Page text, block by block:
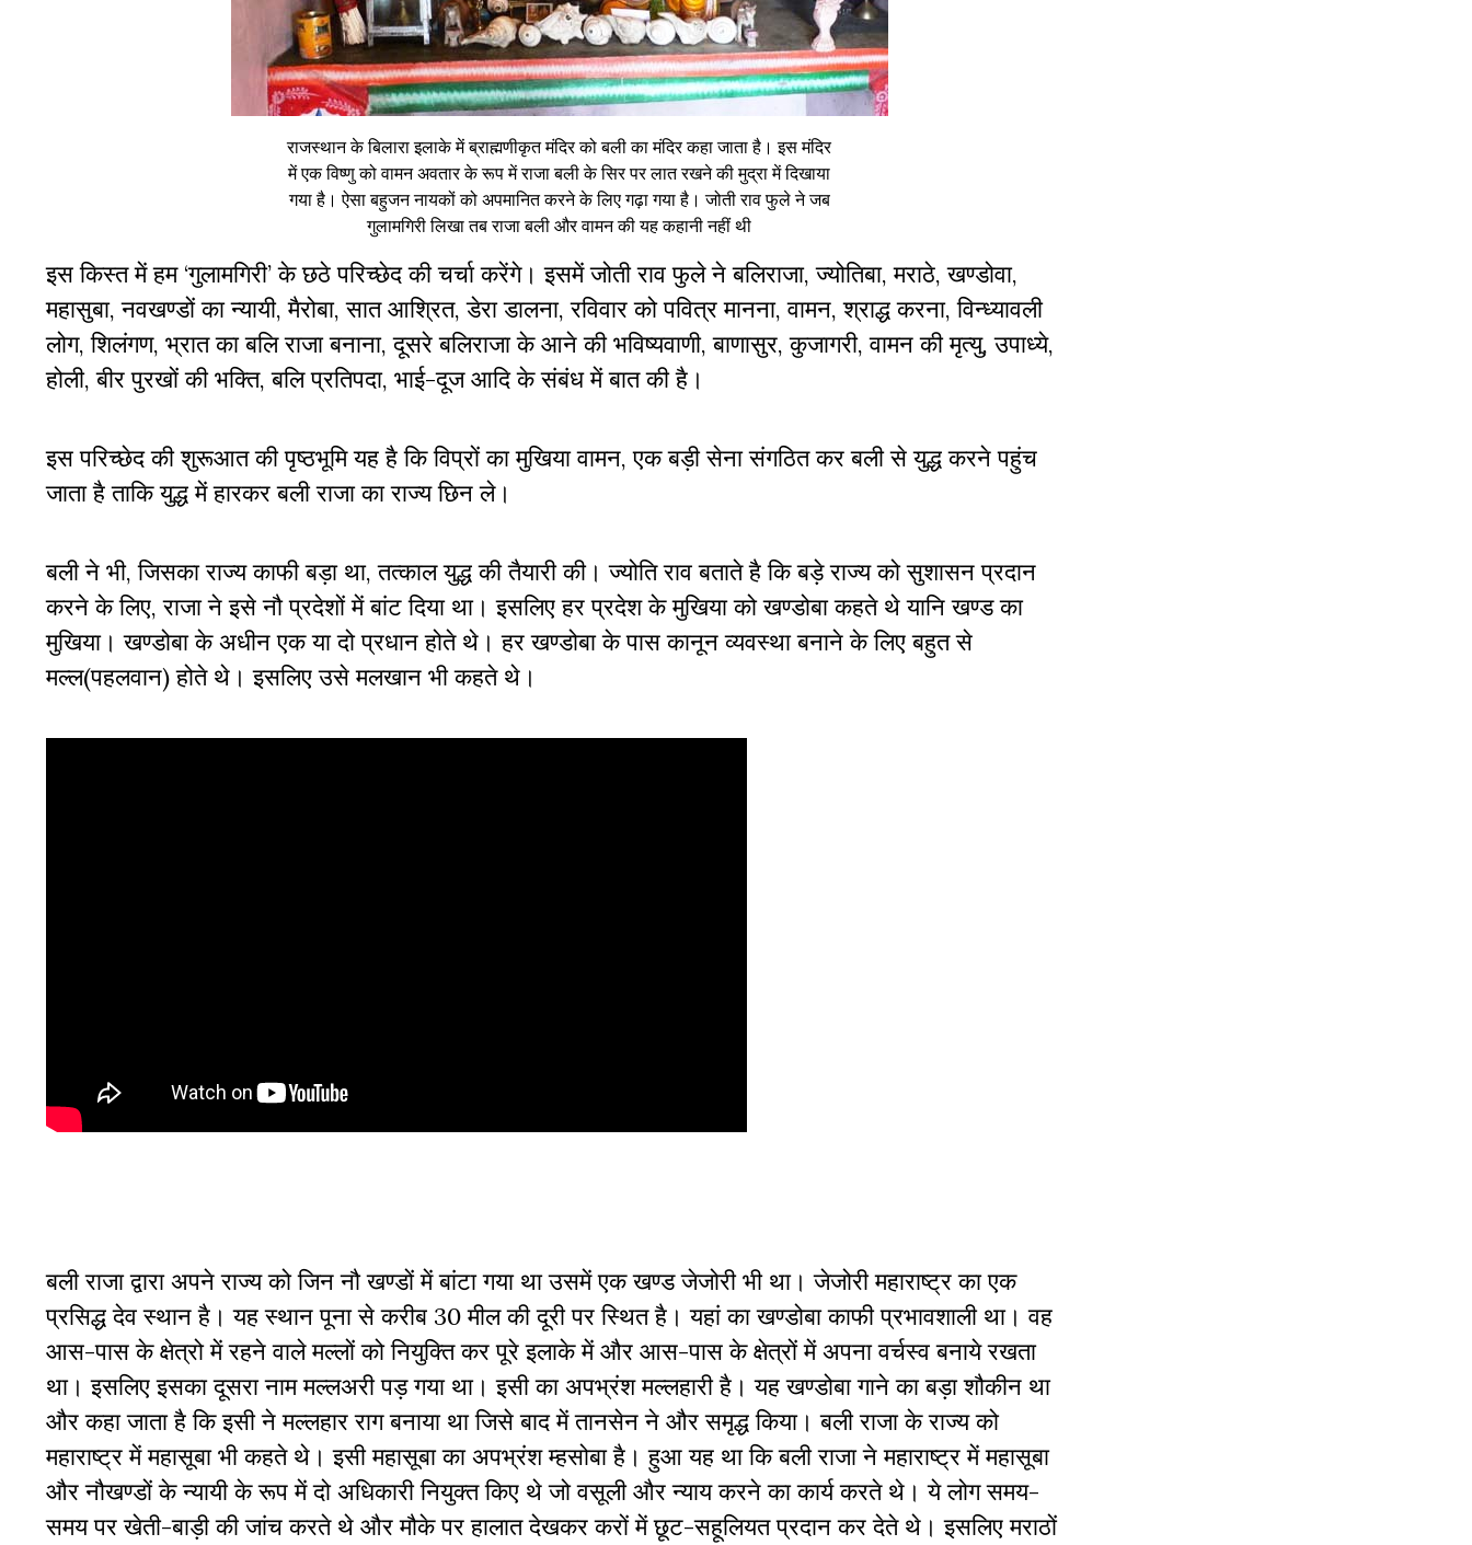
राजस्थान के बिलारा इलाके में ब्राह्मणीकृत मंदिर को बली का मंदिर कहा जाता है। इस मंदिर
में एक विष्णु को वामन अवतार के रूप में राजा बली के सिर पर लात रखने की मुद्रा में दिखाया
गया है। ऐसा बहुजन नायकों को अपमानित करने के लिए गढ़ा गया है। जोती राव फुले ने जब
गुलामगिरी लिखा तब राजा बली और वामन की यह कहानी नहीं थी
इस किस्त में हम ‘गुलामगिरी’ के छठे परिच्छेद की चर्चा करेंगे। इसमें जोती राव फुले ने बलिराजा, ज्योतिबा, मराठे, खण्डोवा,
महासुबा, नवखण्डों का न्यायी, मैरोबा, सात आश्रित, डेरा डालना, रविवार को पवित्र मानना, वामन, श्राद्ध करना, विन्ध्यावली
लोग, शिलंगण, भ्रात का बलि राजा बनाना, दूसरे बलिराजा के आने की भविष्यवाणी, बाणासुर, कुजागरी, वामन की मृत्यु, उपाध्ये,
होली, बीर पुरखों की भक्ति, बलि प्रतिपदा, भाई-दूज आदि के संबंध में बात की है।
इस परिच्छेद की शुरूआत की पृष्ठभूमि यह है कि विप्रों का मुखिया वामन, एक बड़ी सेना संगठित कर बली से युद्ध करने पहुंच
जाता है ताकि युद्ध में हारकर बली राजा का राज्य छिन ले।
बली ने भी, जिसका राज्य काफी बड़ा था, तत्काल युद्ध की तैयारी की। ज्योति राव बताते है कि बड़े राज्य को सुशासन प्रदान
करने के लिए, राजा ने इसे नौ प्रदेशों में बांट दिया था। इसलिए हर प्रदेश के मुखिया को खण्डोबा कहते थे यानि खण्ड का
मुखिया। खण्डोबा के अधीन एक या दो प्रधान होते थे। हर खण्डोबा के पास कानून व्यवस्था बनाने के लिए बहुत से
मल्ल(पहलवान) होते थे। इसलिए उसे मलखान भी कहते थे।
बली राजा द्वारा अपने राज्य को जिन नौ खण्डों में बांटा गया था उसमें एक खण्ड जेजोरी भी था। जेजोरी महाराष्ट्र का एक
प्रसिद्ध देव स्थान है। यह स्थान पूना से करीब 30 मील की दूरी पर स्थित है। यहां का खण्डोबा काफी प्रभावशाली था। वह
आस-पास के क्षेत्रो में रहने वाले मल्लों को नियुक्ति कर पूरे इलाके में और आस-पास के क्षेत्रों में अपना वर्चस्व बनाये रखता
था। इसलिए इसका दूसरा नाम मल्लअरी पड़ गया था। इसी का अपभ्रंश मल्लहारी है। यह खण्डोबा गाने का बड़ा शौकीन था
और कहा जाता है कि इसी ने मल्लहार राग बनाया था जिसे बाद में तानसेन ने और समृद्ध किया। बली राजा के राज्य को
महाराष्ट्र में महासूबा भी कहते थे। इसी महासूबा का अपभ्रंश म्हसोबा है। हुआ यह था कि बली राजा ने महाराष्ट्र में महासूबा
और नौखण्डों के न्यायी के रूप में दो अधिकारी नियुक्त किए थे जो वसूली और न्याय करने का कार्य करते थे। ये लोग समय-
समय पर खेती-बाड़ी की जांच करते थे और मौके पर हालात देखकर करों में छूट-सहूलियत प्रदान कर देते थे। इसलिए मराठों